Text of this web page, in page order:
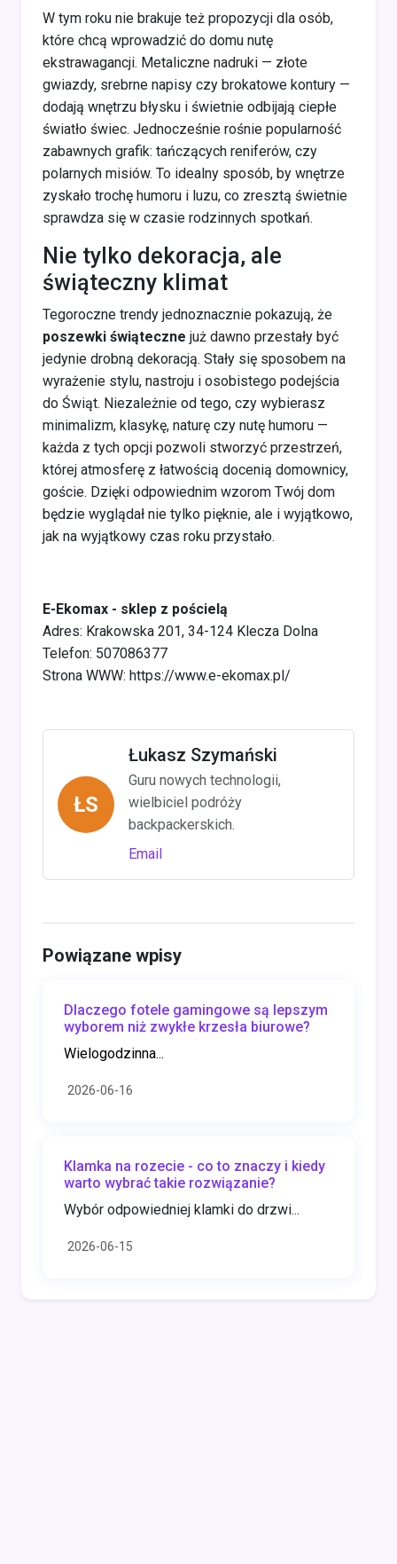
W tym roku nie brakuje też propozycji dla osób,
które chcą wprowadzić do domu nutę
ekstrawagancji. Metaliczne nadruki — złote
gwiazdy, srebrne napisy czy brokatowe kontury —
dodają wnętrzu błysku i świetnie odbijają ciepłe
światło świec. Jednocześnie rośnie popularność
zabawnych grafik: tańczących reniferów, czy
polarnych misiów. To idealny sposób, by wnętrze
zyskało trochę humoru i luzu, co zresztą świetnie
sprawdza się w czasie rodzinnych spotkań.
Nie tylko dekoracja, ale
świąteczny klimat
Tegoroczne trendy jednoznacznie pokazują, że
poszewki świąteczne już dawno przestały być
jedynie drobną dekoracją. Stały się sposobem na
wyrażenie stylu, nastroju i osobistego podejścia
do Świąt. Niezależnie od tego, czy wybierasz
minimalizm, klasykę, naturę czy nutę humoru —
każda z tych opcji pozwoli stworzyć przestrzeń,
której atmosferę z łatwością docenią domownicy,
goście. Dzięki odpowiednim wzorom Twój dom
będzie wyglądał nie tylko pięknie, ale i wyjątkowo,
jak na wyjątkowy czas roku przystało.
E-Ekomax - sklep z pościelą
Adres: Krakowska 201, 34-124 Klecza Dolna
Telefon: 507086377
Strona WWW: https://www.e-ekomax.pl/
ŁS
Łukasz Szymański
Guru nowych technologii,
wielbiciel podróży
backpackerskich.
Email
Powiązane wpisy
Dlaczego fotele gamingowe są lepszym
wyborem niż zwykłe krzesła biurowe?
Wielogodzinna...
2026-06-16
Klamka na rozecie - co to znaczy i kiedy
warto wybrać takie rozwiązanie?
Wybór odpowiedniej klamki do drzwi...
2026-06-15